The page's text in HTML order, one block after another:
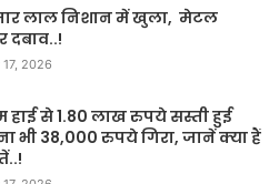
लाल निशान में खुला, मेटल
दबाव..!
17, 2026
से 1.80 लाख रुपये सस्ती हुई
भी 38,000 रुपये गिरा, जानें क्या हैं